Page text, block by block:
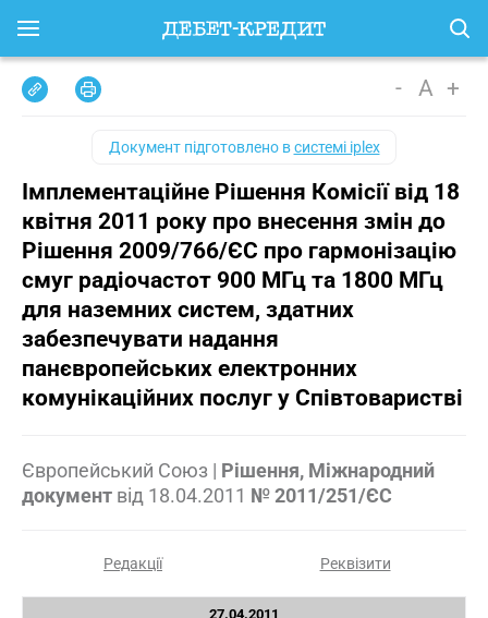
- A +
Документ підготовлено всистемі iplex
Імплементаційне Рішення Комісії від 18
квітня 2011 року про внесення змін до
Рішення 2009/766/ЄС про гармонізацію
смуг радіочастот 900 МГц та 1800 МГц
для наземних систем, здатних
забезпечувати надання
панєвропейських електронних
комунікаційних послуг у Співтоваристві
Європейський Союз | Рішення, Міжнародний
документ від 18.04.2011 № 2011/251/ЄС
Редакції Реквізити
27.04.2011